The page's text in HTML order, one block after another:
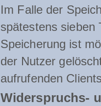
Im Falle der
spätestens sieben
Speicherung ist
der Nutzer
aufrufenden
Widerspruchs-